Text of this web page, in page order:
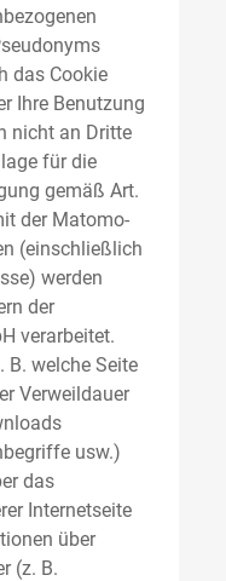
das Cookie
Ihre Benutzung
nicht an Dritte
für die
gemäß Art.
der Matomo-
(einschließlich
werden
der
verarbeitet.
B. welche Seite
Verweildauer
usw.)
das
Internetseite
über
(z. B.